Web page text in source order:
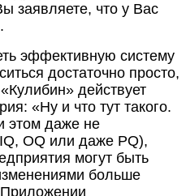
заявляете, что у Вас
эффективную систему
достаточно просто,
действует
«Ну и что тут такого.
этом даже не
OQ или даже PQ),
могут быть
больше